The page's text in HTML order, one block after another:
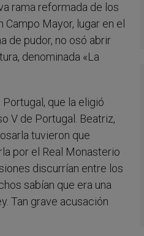
rama reformada de los
Mayor, lugar en el
de pudor, no osó abrir
denominada «La
que la eligió
V de Portugal. Beatriz,
tuvieron que
por el Real Monasterio
discurrían entre los
sabían que era una
Tan grave acusación